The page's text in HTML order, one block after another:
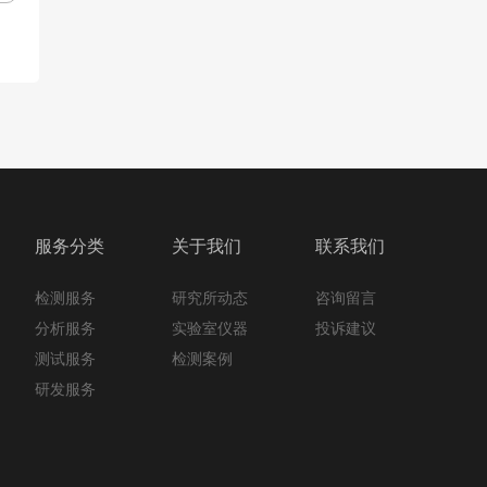
服务分类
检测服务
分析服务
测试服务
研发服务
关于我们
研究所动态
实验室仪器
检测案例
联系我们
咨询留言
投诉建议